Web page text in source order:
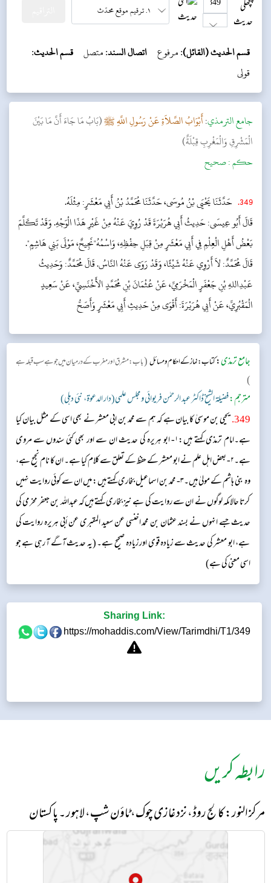
قسم الحديث (القائل):مرفوع اتصال السند:متصل قسم الحديث:
قولی
جامع الترمذي:أَبْوَابُ الصَّلاَةِ عَنْ رَسُولِ اللَّهِ ﷺ(بَابُ مَا جَاءَ أَنَّ مَا بَيْنَ
الْمَشْرِقِ وَالْمَغْرِبِ قِبْلَةٌ​)
حکم :صحیح
349
.
قَالَ أَبُو عِيسَى: حَدِيثُ أَبِي هُرَيْرَةَ قَدْ رُوِيَ عَنْهُ مِنْ غَيْرِ هَذَا الْوَجْهِ. وَقَدْ تَكَلَّمَ
بَعْضُ أَهْلِ الْعِلْمِ فِي أَبِي مَعْشَرٍ مِنْ قِبَلِ حِفْظِهِ، وَاسْمُهُ"نَجِيحٌ، مَوْلَى بَنِي هَاشِمٍ".
قَالَ مُحَمَّدٌ: لاَ أَرْوِي عَنْهُ شَيْئًا، وَقَدْ رَوَى عَنْهُ النَّاسُ. قَالَ مُحَمَّدٌ: وَحَدِيثُ
عَبْدِاللهِ بْنِ جَعْفَرٍ الْمَخْرَمِيِّ، عَنْ عُثْمَانَ بْنِ مُحَمَّدٍ الأَخْنَسِيِّ، عَنْ سَعِيدٍ
الْمَقْبُرِيِّ، عَنْ أَبِي هُرَيْرَةَ: أَقْوَى مِنْ حَدِيثِ أَبِي مَعْشَرٍ وَأَصَحُّ
جامع ترمذی:كتاب: نماز کے احکام ومسائل(باب: مشرق اور مغرب کے درمیان میں جوہے سب قبلہ ہے​
)
مترجم:فضیلۃ الشیخ ڈاکٹر عبد الرحمٰن فریوائی ومجلس علمی(دار الدعوۃ، نئی دہلی)
349
.یحیی بن موسیٰ کا بیان ہے کہ ہم سے محمد بن ابی معشر نے بھی اسی کے مثل بیان کیا
ہے۔امام ترمذی کہتے ہیں:۱- ابو ہریرہ کی حدیث ان سے اور بھی کئی سندوں سے مروی
ہے۔۲- بعض اہل علم نے ابو معشر کے حفظ کے تعلق سے کلام کیا ہے۔ ان کا نام نجیح ہے،
وہ بنی ہاشم کے مولیٰ ہیں۔۳- محمد بن اسماعیل بخاری کہتے ہیں: میں ان سے کوئی روایت نہیں
کرتا حالاںکہ لوگوں نے ان سے روایت کی ہے نیز بخاری کہتے ہیں کہ عبداللہ بن جعفر مخرمی کی
حدیث جسے انہوں نے بسند عثمان بن محمد اخنسی عن سعید المقبری عن أبی ہریرہ روایت کی
ہے، ابو معشر کی حدیث سے زیادہ قوی اور زیادہ صحیح ہے۔ (یہ حدیث آگے آ رہی ہے جو
اسی معنی کی ہے)
Sharing Link:
https://mohaddis.com/View/Tarimdhi/T1/349
رابطہ کریں
مرکز النور: کالج روڈ، نزد غازی چوک، ٹاؤن شپ، لاہور ۔ پاکستان